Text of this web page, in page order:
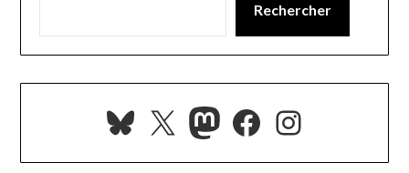
Rechercher
Bluesky
X Mastodon
Facebook